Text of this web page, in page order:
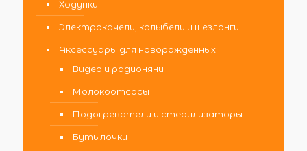
Ходунки
Электрокачели, колыбели и шезлонги
Аксессуары для новорожденных
Видео и радионяни
Молокоотсосы
Подогреватели и стерилизаторы
Бутылочки